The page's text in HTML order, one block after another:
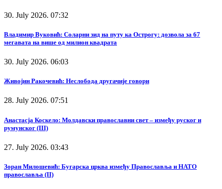
30. July 2026. 07:32
Владимир Вуковић: Соларни зид на путу ка Острогу: дозвола за 67
мегавата на више од милион квадрата
30. July 2026. 06:03
Живојин Ракочевић: Неслобода другачије говори
28. July 2026. 07:51
Анастасја Коскело: Молдавски православни свет – између руског и
румунског (III)
27. July 2026. 03:43
Зоран Милошевић: Бугарска црква између Православља и НАТО
православља (II)